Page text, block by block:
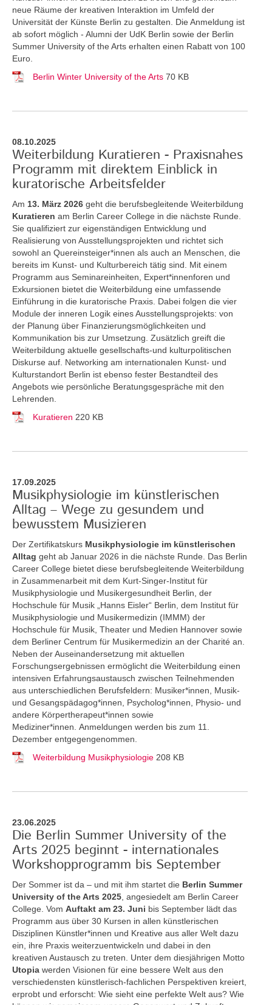
neue Räume der kreativen Interaktion im Umfeld der
Universität der Künste Berlin zu gestalten. Die Anmeldung ist
ab sofort möglich - Alumni der UdK Berlin sowie der Berlin
Summer University of the Arts erhalten einen Rabatt von 100
Euro.
Berlin Winter University of the Arts 70 KB
08.10.2025
Weiterbildung Kuratieren - Praxisnahes
Programm mit direktem Einblick in
kuratorische Arbeitsfelder
Am 13. März 2026 geht die berufsbegleitende Weiterbildung
Kuratieren am Berlin Career College in die nächste Runde.
Sie qualifiziert zur eigenständigen Entwicklung und
Realisierung von Ausstellungsprojekten und richtet sich
sowohl an Quereinsteiger*innen als auch an Menschen, die
bereits im Kunst- und Kulturbereich tätig sind. Mit einem
Programm aus Seminareinheiten, Expert*innenforen und
Exkursionen bietet die Weiterbildung eine umfassende
Einführung in die kuratorische Praxis. Dabei folgen die vier
Module der inneren Logik eines Ausstellungsprojekts: von
der Planung über Finanzierungsmöglichkeiten und
Kommunikation bis zur Umsetzung. Zusätzlich greift die
Weiterbildung aktuelle gesellschafts-und kulturpolitischen
Diskurse auf. Networking am internationalen Kunst- und
Kulturstandort Berlin ist ebenso fester Bestandteil des
Angebots wie persönliche Beratungsgespräche mit den
Lehrenden.
Kuratieren 220 KB
17.09.2025
Musikphysiologie im künstlerischen
Alltag – Wege zu gesundem und
bewusstem Musizieren
Der Zertifikatskurs Musikphysiologie im künstlerischen
Alltag geht ab Januar 2026 in die nächste Runde. Das Berlin
Career College bietet diese berufsbegleitende Weiterbildung
in Zusammenarbeit mit dem Kurt-Singer-Institut für
Musikphysiologie und Musikergesundheit Berlin, der
Hochschule für Musik „Hanns Eisler“ Berlin, dem Institut für
Musikphysiologie und Musikermedizin (IMMM) der
Hochschule für Musik, Theater und Medien Hannover sowie
dem Berliner Centrum für Musikermedizin an der Charité an.
Neben der Auseinandersetzung mit aktuellen
Forschungsergebnissen ermöglicht die Weiterbildung einen
intensiven Erfahrungsaustausch zwischen Teilnehmenden
aus unterschiedlichen Berufsfeldern: Musiker*innen, Musik-
und Gesangspädagog*innen, Psycholog*innen, Physio- und
andere Körpertherapeut*innen sowie
Mediziner*innen. Anmeldungen werden bis zum 11.
Dezember entgegengenommen.
Weiterbildung Musikphysiologie 208 KB
23.06.2025
Die Berlin Summer University of the
Arts 2025 beginnt - internationales
Workshopprogramm bis September
Der Sommer ist da – und mit ihm startet die Berlin Summer
University of the Arts 2025 , angesiedelt am Berlin Career
College. Vom Auftakt am 23. Juni bis September lädt das
Programm aus über 30 Kursen in allen künstlerischen
Disziplinen Künstler*innen und Kreative aus aller Welt dazu
ein, ihre Praxis weiterzuentwickeln und dabei in den
kreativen Austausch zu treten. Unter dem diesjährigen Motto
Utopia werden Visionen für eine bessere Welt aus den
verschiedensten künstlerisch-fachlichen Perspektiven kreiert,
erprobt und erforscht: Wie sieht eine perfekte Welt aus? Wie